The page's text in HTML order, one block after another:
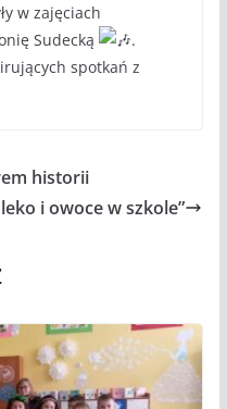
w zajęciach
Sudecką
.
spotkań z
historii
i owoce w szkole”